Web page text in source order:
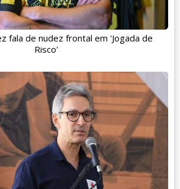
fala de nudez frontal em 'Jogada de
Risco'